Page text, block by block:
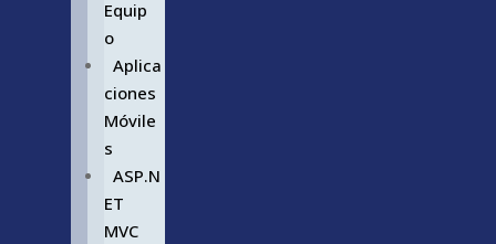
Equip
o
Aplica
ciones
Móvile
s
ASP.N
ET
MVC